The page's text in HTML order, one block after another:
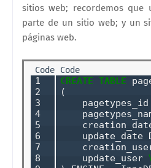
sitios web; recordemos que
parte de un sitio web; y un
páginas web.
1
2
3
4
5
6
7
8
CREATE TABLE
(
    pagetypes_id
update_date
    update_user